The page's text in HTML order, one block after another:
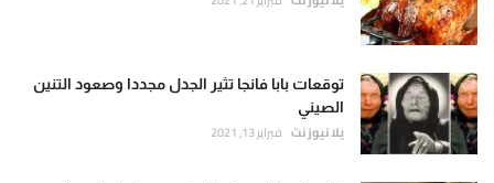
توقعات بابا فانجا تثير الجدل مجددا وصعود التنين
الصيني
يلا نيوز نت فبراير 13, 2021